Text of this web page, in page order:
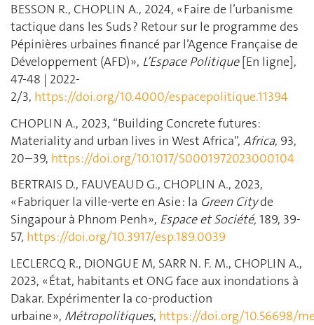
BESSON R., CHOPLIN A., 2024, « Faire de l’urbanisme
tactique dans les Suds ? Retour sur le programme des
Pépinières urbaines financé par l’Agence Française de
Développement (AFD) », L’Espace Politique[En ligne],
47-48 | 2022-
2/3, https://doi.org/10.4000/espacepolitique.11394
CHOPLIN A., 2023, “Building Concrete futures:
Materiality and urban lives in West Africa”, Africa, 93,
20–39, https://doi.org/10.1017/S0001972023000104
BERTRAIS D., FAUVEAUD G., CHOPLIN A., 2023,
« Fabriquer la ville-verte en Asie : la Green Cityde
Singapour à Phnom Penh », Espace et Société, 189, 39-
57, https://doi.org/10.3917/esp.189.0039
LECLERCQ R., DIONGUE M, SARR N. F. M., CHOPLIN A.,
2023, « État, habitants et ONG face aux inondations à
Dakar. Expérimenter la co-production
urbaine », Métropolitiques, https://doi.org/10.56698/